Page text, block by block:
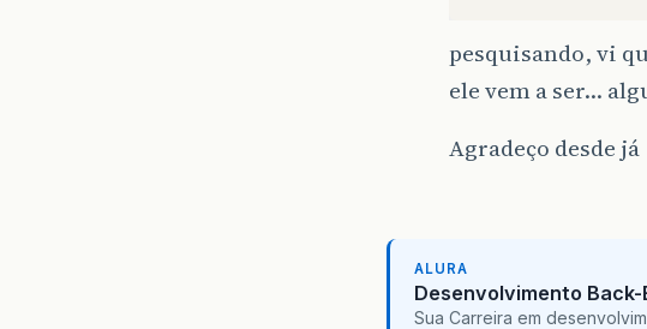
pesquisando, vi
ele vem a ser…
Agradeço desde já
ALURA
Desenvolvimento Back-
Sua Carreira em